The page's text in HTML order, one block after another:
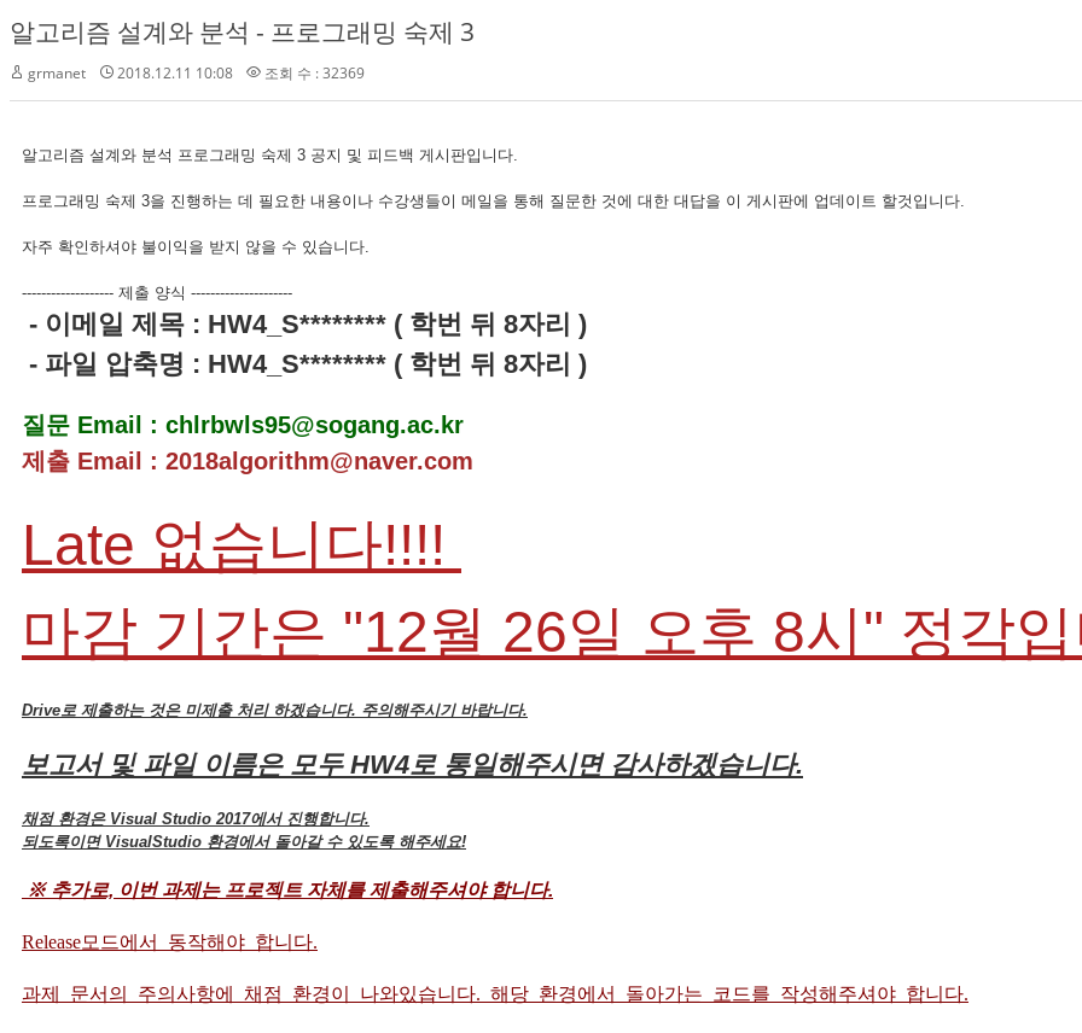
알고리즘 설계와 분석 - 프로그래밍 숙제 3
grmanet 2018.12.11 10:08 조회 수 : 32369
알고리즘 설계와 분석 프로그래밍 숙제 3 공지 및 피드백 게시판입니다.
프로그래밍 숙제 3을 진행하는 데 필요한 내용이나 수강생들이 메일을 통해 질문한 것에 대한 대답을 이 게시판에 업데이트 할것입니다.
자주 확인하셔야 불이익을 받지 않을 수 있습니다.
------------------- 제출 양식 ---------------------
- 이메일 제목 : HW4_S******** ( 학번 뒤 8자리 )
- 파일 압축명 : HW4_S******** ( 학번 뒤 8자리 )
질문 Email : chlrbwls95@sogang.ac.kr
제출 Email : 2018algorithm@naver.com
Late 없습니다!!!!
마감 기간은 "12월 26일 오후 8시" 정각
Drive로 제출하는 것은 미제출 처리 하겠습니다. 주의해주시기 바랍니다.
보고서 및 파일 이름은 모두 HW4로 통일해주시면 감사하겠습니다.
채점 환경은 Visual Studio 2017에서 진행합니다.
되도록이면 VisualStudio 환경에서 돌아갈 수 있도록 해주세요!
※ 추가로, 이번 과제는 프로젝트 자체를 제출해주셔야 합니다.
Release모드에서 동작해야 합니다.
과제 문서의 주의사항에 채점 환경이 나와있습니다. 해당 환경에서 돌아가는 코드를 작성해주셔야 합니다.